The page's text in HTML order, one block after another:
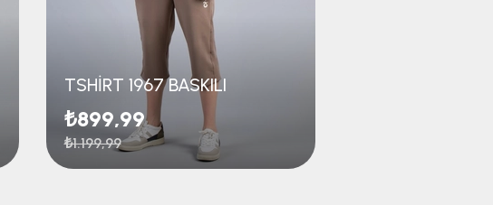
TSHİRT 1967 BASKILI
₺899,99
₺1.199,99